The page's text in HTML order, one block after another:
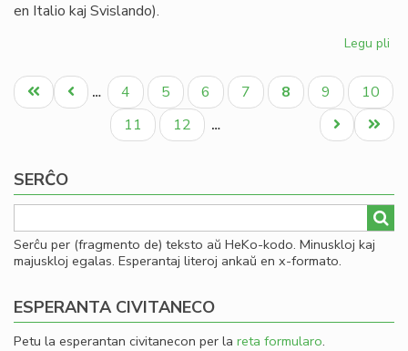
en Italio kaj Svislando).
Legu pli
1-
8
Pagination
Unua
paĝo
Antaŭa
paĝo
… Paĝo
4 Paĝo
5 Paĝo
6 Paĝo
7
Aktuala
paĝo
8 Paĝo
9 Paĝo
10
Paĝo
11 Paĝo
12 …
Last
page
Next
page
SERĈO
Serĉu per (fragmento de) teksto aŭ HeKo-kodo. Minuskloj kaj
majuskloj egalas. Esperantaj literoj ankaŭ en x-formato.
ESPERANTA CIVITANECO
Petu la esperantan civitanecon per la reta formularo.